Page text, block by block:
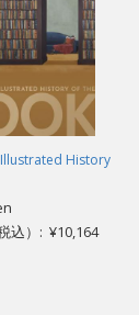
History
込）: ¥10,164